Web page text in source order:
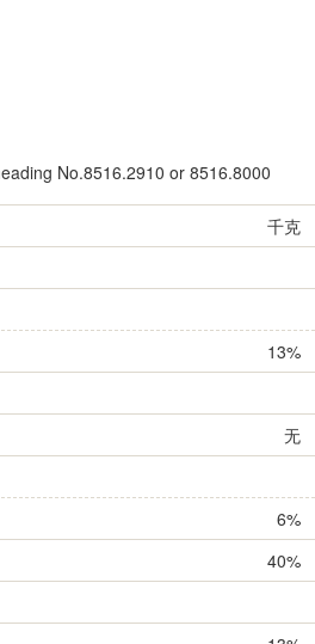
No.8516.2910 or 8516.8000
千克
13%
无
6%
40%